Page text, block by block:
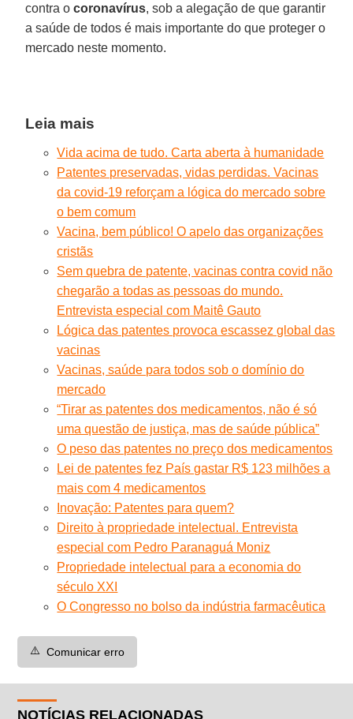
contra ocoronavírus, sob a alegação de que garantir
a saúde de todos é mais importante do que proteger o
mercado neste momento.
Leia mais
Vida acima de tudo. Carta aberta à humanidade
Patentes preservadas, vidas perdidas. Vacinas
da covid-19 reforçam a lógica do mercado sobre
o bem comum
Vacina, bem público! O apelo das organizações
cristãs
Sem quebra de patente, vacinas contra covid não
chegarão a todas as pessoas do mundo.
Entrevista especial com Maitê Gauto
Lógica das patentes provoca escassez global das
vacinas
Vacinas, saúde para todos sob o domínio do
mercado
“Tirar as patentes dos medicamentos, não é só
uma questão de justiça, mas de saúde pública”
O peso das patentes no preço dos medicamentos
Lei de patentes fez País gastar R$ 123 milhões a
mais com 4 medicamentos
Inovação: Patentes para quem?
Direito à propriedade intelectual. Entrevista
especial com Pedro Paranaguá Moniz
Propriedade intelectual para a economia do
século XXI
O Congresso no bolso da indústria farmacêutica
⚠️ Comunicar erro
NOTÍCIAS RELACIONADAS